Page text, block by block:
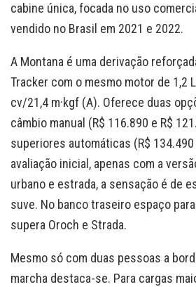
cabine única, focada no uso
vendido no Brasil em 2021 e 2022.
A Montana é uma derivação
Tracker com o mesmo motor de 1,2
cv/21,4 m·kgf (A). Oferece duas
câmbio manual (R$ 116.890 e R$
superiores automáticas (R$ 134.490
avaliação inicial, apenas com a
urbano e estrada, a sensação é de
suve. No banco traseiro espaço
supera Oroch e Strada.
Mesmo só com duas pessoas a
marcha destaca-se. Para cargas